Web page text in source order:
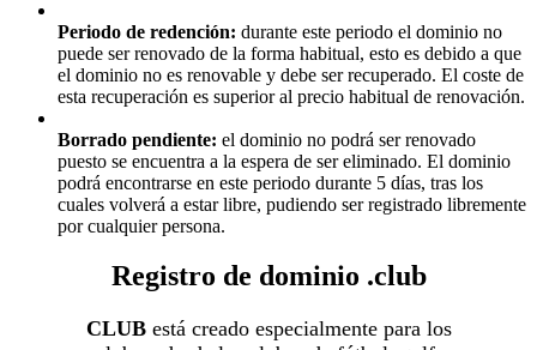
Periodo de redención: durante este periodo el dominio no
puede ser renovado de la forma habitual, esto es debido a que
el dominio no es renovable y debe ser recuperado. El coste de
esta recuperación es superior al precio habitual de renovación.
Borrado pendiente: el dominio no podrá ser renovado
puesto se encuentra a la espera de ser eliminado. El dominio
podrá encontrarse en este periodo durante 5 días, tras los
cuales volverá a estar libre, pudiendo ser registrado libremente
por cualquier persona.
Registro de dominio .club
CLUBestá creado especialmente para los